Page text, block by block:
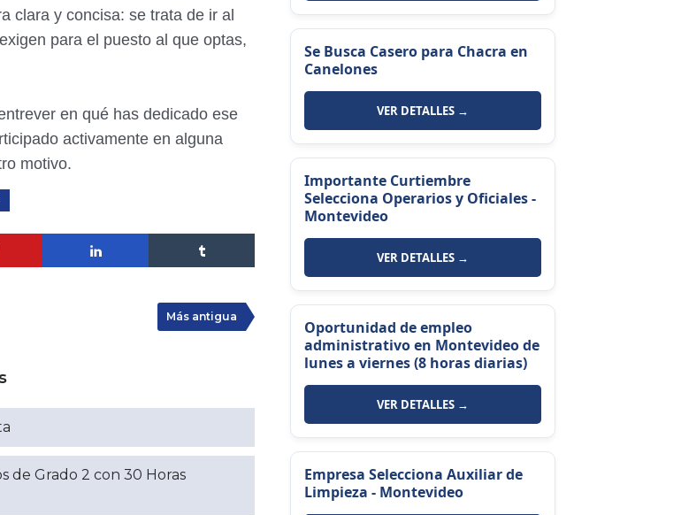
clara y concisa: se trata de ir al
para el puesto al que optas,
en qué has dedicado ese
activamente en alguna
motivo.
Más antigua
de Grado 2 con 30 Horas
Se Busca Casero para Chacra en
Canelones
VER DETALLES →
Importante Curtiembre
Selecciona Operarios y Oficiales -
Montevideo
VER DETALLES →
Oportunidad de empleo
administrativo en Montevideo de
lunes a viernes (8 horas diarias)
VER DETALLES →
Empresa Selecciona Auxiliar de
Limpieza - Montevideo